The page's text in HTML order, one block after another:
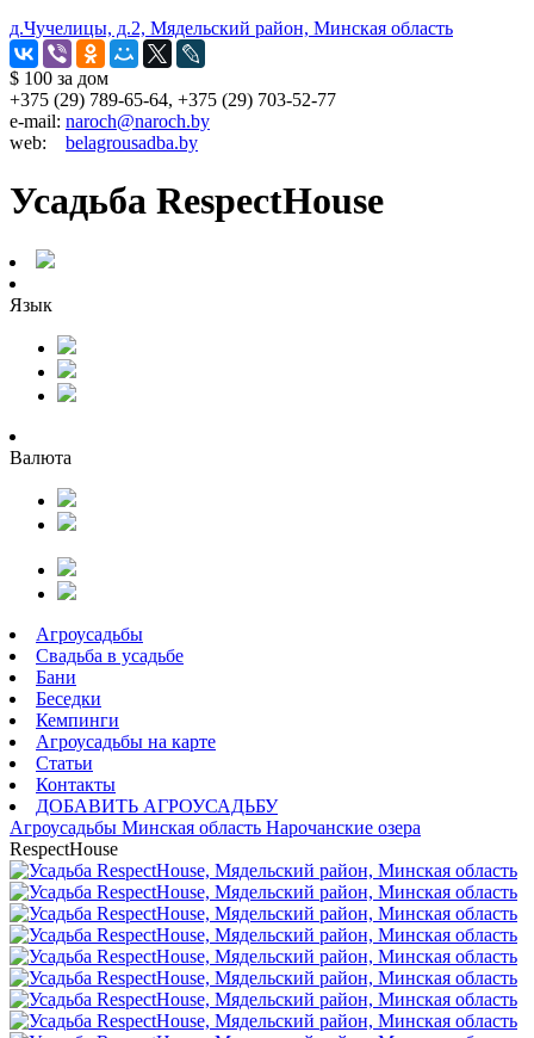
д.Чучелицы, д.2, Мядельский район, Минская область
$ 100 за дом
+375 (29) 789-65-64, +375 (29) 703-52-77
e-mail: naroch@naroch.by
web: belagrousadba.by
Усадьба RespectHouse
Язык
Валюта
Агроусадьбы
Свадьба в усадьбе
Бани
Беседки
Кемпинги
Агроусадьбы на карте
Статьи
Контакты
ДОБАВИТЬ АГРОУСАДЬБУ
Агроусадьбы Минская область Нарочанские озера
RespectHouse